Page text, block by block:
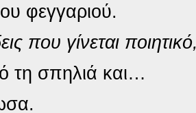
φεγγαριού.
που γίνεται
τη σπηλιά και…